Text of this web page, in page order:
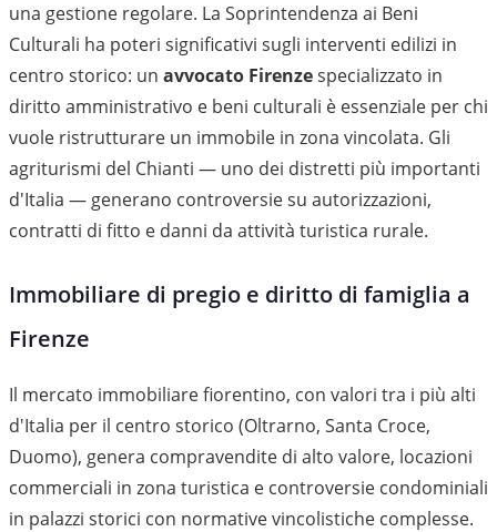
una gestione regolare. La Soprintendenza ai Beni
Culturali ha poteri significativi sugli interventi edilizi in
centro storico: un avvocato Firenzespecializzato in
diritto amministrativo e beni culturali è essenziale per chi
vuole ristrutturare un immobile in zona vincolata. Gli
agriturismi del Chianti — uno dei distretti più importanti
d'Italia — generano controversie su autorizzazioni,
contratti di fitto e danni da attività turistica rurale.
Immobiliare di pregio e diritto di famiglia a
Firenze
Il mercato immobiliare fiorentino, con valori tra i più alti
d'Italia per il centro storico (Oltrarno, Santa Croce,
Duomo), genera compravendite di alto valore, locazioni
commerciali in zona turistica e controversie condominiali
in palazzi storici con normative vincolistiche complesse.